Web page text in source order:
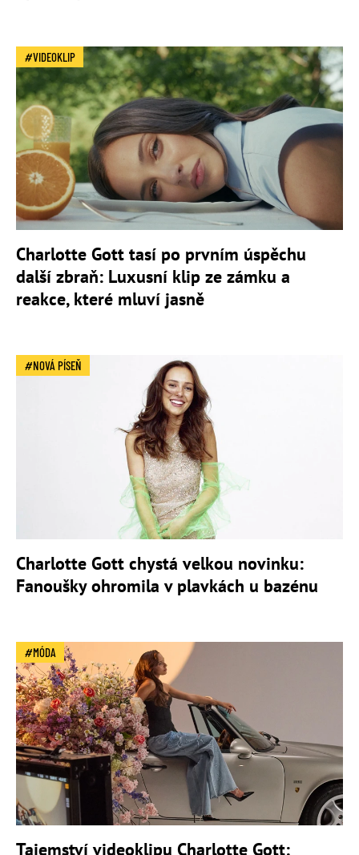
VIDEOKLIP
Charlotte Gott tasí po prvním úspěchu
další zbraň: Luxusní klip ze zámku a
reakce, které mluví jasně
NOVÁ PÍSEŇ
Charlotte Gott chystá velkou novinku:
Fanoušky ohromila v plavkách u bazénu
MÓDA
Tajemství videoklipu Charlotte Gott: